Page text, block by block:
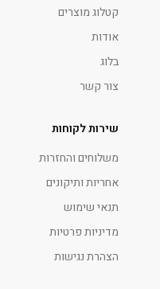
קטלוג מוצרים
אודות
בלוג
צור קשר
שירות לקוחות
משלוחים והחזרות
אחריות ותיקונים
תנאי שימוש
מדיניות פרטיות
הצהרת נגישות